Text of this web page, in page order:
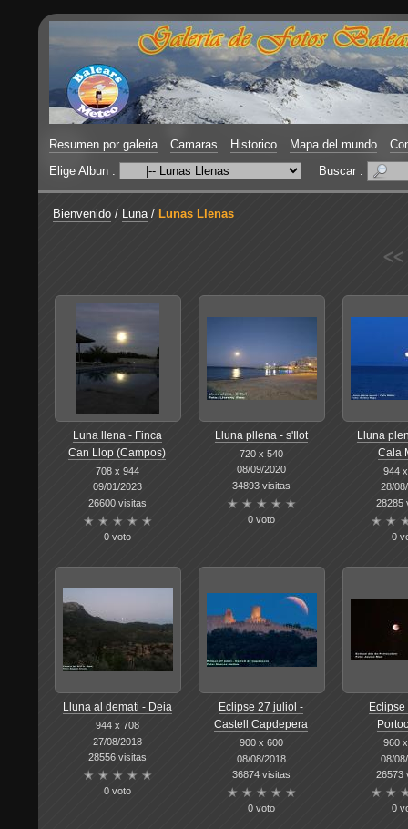
Resumen por galeria Camaras Historico Mapa del mundo
Elige Albun :
Buscar :
Bienvenido / Luna/ Lunas Llenas
<<
Luna llena - Finca
Can Llop (Campos)
708 x 944
09/01/2023
26600 visitas
0 voto
Lluna pllena - s'Ilot
720 x 540
08/09/2020
34893 visitas
0 voto
Lluna
Cala
944
28/
28285
0
Lluna al demati - Deia
944 x 708
27/08/2018
28556 visitas
0 voto
Eclipse 27 juliol -
Castell Capdepera
900 x 600
08/08/2018
36874 visitas
0 voto
Eclipse
960
08/
26573
0